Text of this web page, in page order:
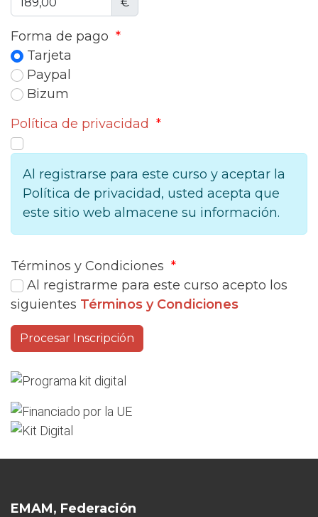
Forma de pago *
Tarjeta
Paypal
Bizum
Política de privacidad *
Al registrarse para este curso y aceptar la
Política de privacidad, usted acepta que
este sitio web almacene su información.
Términos y Condiciones *
Al registrarme para este curso acepto los
siguientes Términos y Condiciones
EMAM, Federación